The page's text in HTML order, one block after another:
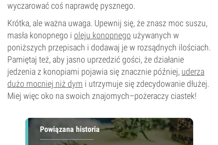
wyczarować coś naprawdę pysznego.
Krótka, ale ważna uwaga. Upewnij się, że znasz moc suszu,
masła konopnego i oleju konopnego używanych w
poniższych przepisach i dodawaj je w rozsądnych ilościach.
Pamiętaj też, aby jasno uprzedzić gości, że działanie
jedzenia z konopiami pojawia się znacznie później, uderza
dużo mocniej niż dym i utrzymuje się zdecydowanie dłużej.
Miej więc oko na swoich znajomych–pożeraczy ciastek!
Powiązana historia